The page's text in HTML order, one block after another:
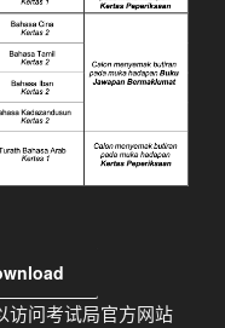
访问考试局官方网站